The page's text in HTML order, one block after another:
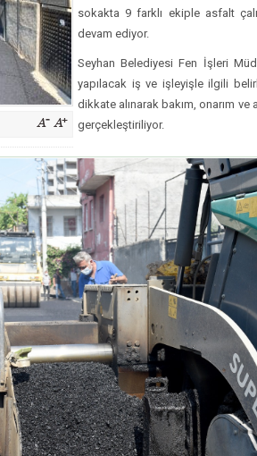
2019 YILI PAMUK HASADINA BAŞLANDI
Enis Akyürek
Derneği Başkanı Cennet Çelik
sokakta 9 farklı ekiple asfalt
devam ediyor.
Seyhan Belediyesi Fen İşleri
yapılacak iş ve işleyişle ilgili
dikkate alınarak bakım, onarım
gerçekleştiriliyor.